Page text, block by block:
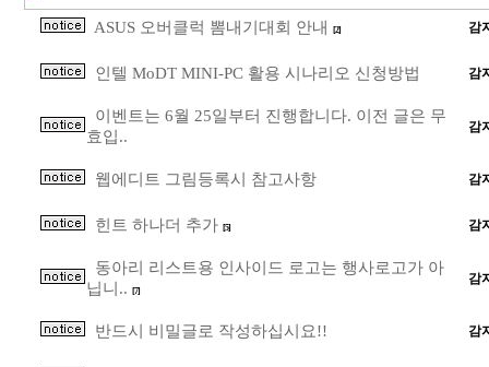
ASUS 오버클럭 뽐내기대회 안내 [2] 감
인텔 MoDT MINI-PC 활용 시나리오 신청방법 감
이벤트는 6월 25일부터 진행합니다. 이전 글은 무
효입..
감
웹에디트 그림등록시 참고사항 감
힌트 하나더 추가 [5] 감
동아리 리스트용 인사이드 로고는 행사로고가 아
닙니..
[7]
감
반드시 비밀글로 작성하십시요!! 감